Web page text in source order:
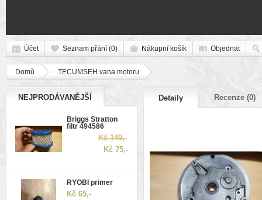
Účet Seznam přání (0) Nákupní košík Objednat
Domů TECUMSEH vana motoru
NEJPRODÁVANĚJŠÍ
Briggs Stratton
filtr 494586
Kč 149,-
Kč 75,-
RYOBI primer
Kč 65,-
Detaily Recenze (0)